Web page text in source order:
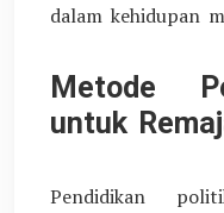
dalam kehidupan
Metode
untuk
Pendidikan